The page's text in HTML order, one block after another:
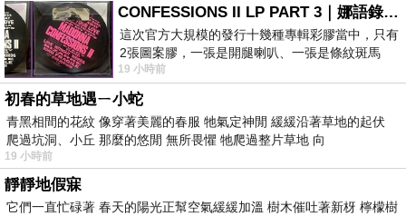
CONFESSIONS II LP PART 3｜娜語錄II LP PART 3
這次官方大規模的發行十幾種專輯彩膠當中，只有
2張圖案膠，一張是開腿喇叭、一張是條紋斑馬
版；目前官網上只剩澳洲商店AU STORE
19 小時前
初春的草地遇ㄧ小蛇
青黑相間的花紋 像穿著美麗的春服 牠氣定神閒 緩緩沿著草地的起伏
爬過坑洞、小丘 那麼的悠閒 無所畏懼 牠爬過整片草地 向
19 小時前
靜靜地假寐
它們一直忙碌著 春天的陽光正幫空氣緩緩加溫 樹木催吐著新枒 檸檬樹